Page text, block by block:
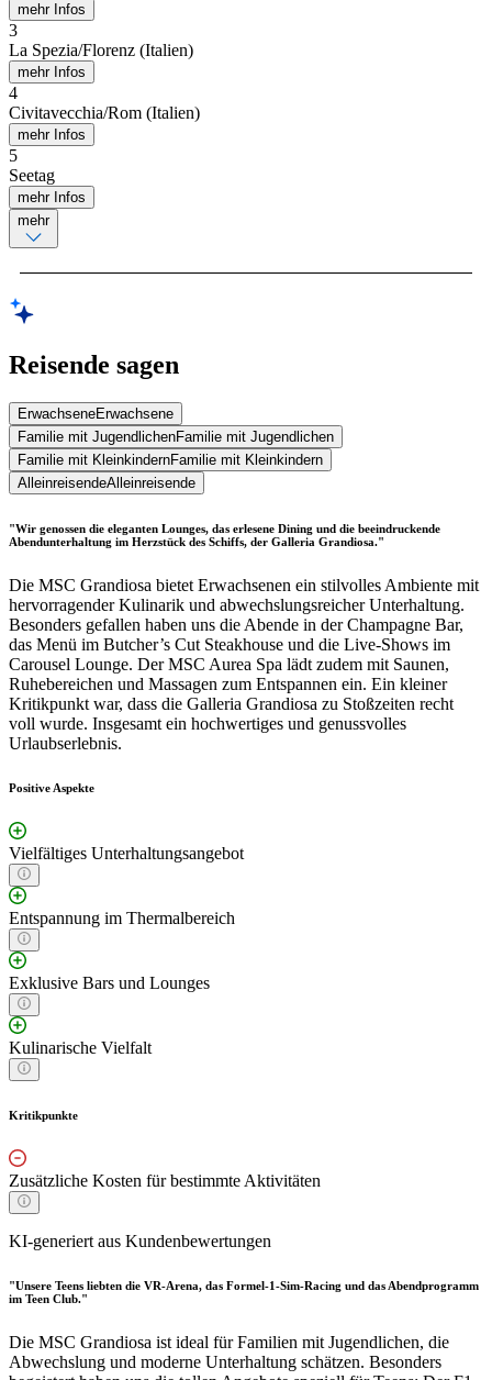
mehr Infos
3
La Spezia/Florenz (Italien)
mehr Infos
4
Civitavecchia/Rom (Italien)
mehr Infos
5
Seetag
mehr Infos
mehr
Reisende sagen
ErwachseneErwachsene
Familie mit JugendlichenFamilie mit Jugendlichen
Familie mit KleinkindernFamilie mit Kleinkindern
AlleinreisendeAlleinreisende
"Wir genossen die eleganten Lounges, das erlesene Dining und die beeindruckende
Abendunterhaltung im Herzstück des Schiffs, der Galleria Grandiosa."
Die MSC Grandiosa bietet Erwachsenen ein stilvolles Ambiente mit
hervorragender Kulinarik und abwechslungsreicher Unterhaltung.
Besonders gefallen haben uns die Abende in der Champagne Bar,
das Menü im Butcher’s Cut Steakhouse und die Live-Shows im
Carousel Lounge. Der MSC Aurea Spa lädt zudem mit Saunen,
Ruhebereichen und Massagen zum Entspannen ein. Ein kleiner
Kritikpunkt war, dass die Galleria Grandiosa zu Stoßzeiten recht
voll wurde. Insgesamt ein hochwertiges und genussvolles
Urlaubserlebnis.
Positive Aspekte
Vielfältiges Unterhaltungsangebot
Entspannung im Thermalbereich
Exklusive Bars und Lounges
Kulinarische Vielfalt
Kritikpunkte
Zusätzliche Kosten für bestimmte Aktivitäten
KI-generiert aus Kundenbewertungen
"Unsere Teens liebten die VR-Arena, das Formel-1-Sim-Racing und das Abendprogramm
im Teen Club."
Die MSC Grandiosa ist ideal für Familien mit Jugendlichen, die
Abwechslung und moderne Unterhaltung schätzen. Besonders